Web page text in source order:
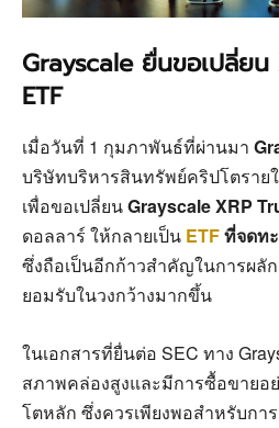
Grayscale ยื่นขอเปลี่ยน
ETF
เมื่อวันที่ 1 กุมภาพันธ์ที่ผ่านมา
บริษัทบริหารสินทรัพย์คริปโตราย
เพื่อขอเปลี่ยนGrayscale XRP
ดอลลาร์ ให้กลายเป็น ETFที่จดท
ซึ่งถือเป็นอีกก้าวสำคัญในการผลั
ยอมรับในวงกว้างมากขึ้น
ในเอกสารที่ยื่นต่อ SEC ทาง
สภาพคล่องสูงและมีการซื้อขายอ
โตหลัก ซึ่งควรเพียงพอสำหรับกา